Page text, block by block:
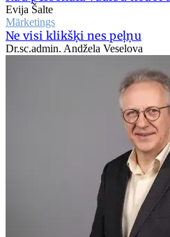
Evija Šalte
Mārketings
Ne visi klikšķi nes peļņu
Dr.sc.admin. Andžela Veselova